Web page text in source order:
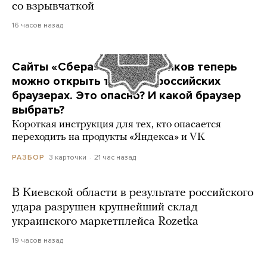
со взрывчаткой
16 часов назад
Сайты «Сбера» и других банков теперь
можно открыть только в российских
браузерах. Это опасно? И какой браузер
выбрать?
Короткая инструкция для тех, кто опасается
переходить на продукты «Яндекса» и VK
РАЗБОР 3 карточки 21 час назад
В Киевской области в результате российского
удара разрушен крупнейший склад
украинского маркетплейса Rozetka
19 часов назад